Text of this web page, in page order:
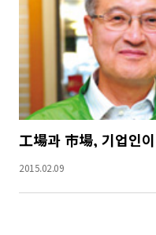
工場과 市場, 기업인
2015.02.09